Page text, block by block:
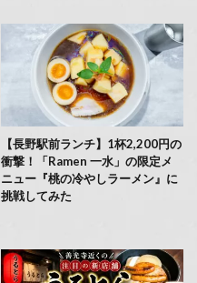
【長野駅前ランチ】1杯2,200円の
衝撃！「Ramen 一水」の限定メ
ニュー『桃の冷やしラーメン』に
挑戦してみた